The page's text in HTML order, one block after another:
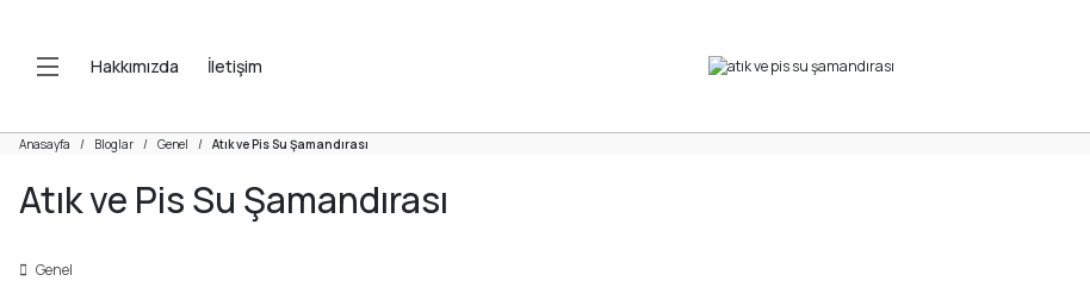
Hakkımızda İletişim
Anasayfa Bloglar Genel Atık ve Pis Su Şamandırası
Atık ve Pis Su Şamandırası
Genel